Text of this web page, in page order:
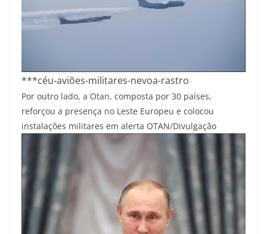
***céu-aviões-militares-nevoa-rastro
Por outro lado, a Otan, composta por 30 países,
reforçou a presença no Leste Europeu e colocou
instalações militares em alerta OTAN/Divulgação